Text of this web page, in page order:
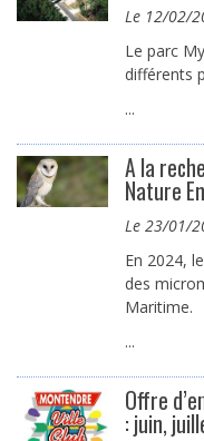
le 12/02/
Le parc
différents
...
A la
Nature
le 23/01/
En 2024,
des
Maritime.
...
Offre
: juin,